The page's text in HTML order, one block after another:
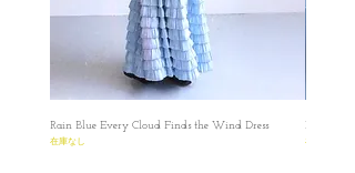
✿Waist: 95 cm
✿Armhole: 48 cm
✿length : 115 cm
✿Bust: 95 cm
Rain Blue Every Cloud Finds the Wind Dress
在庫なし
Ivory
在庫なし